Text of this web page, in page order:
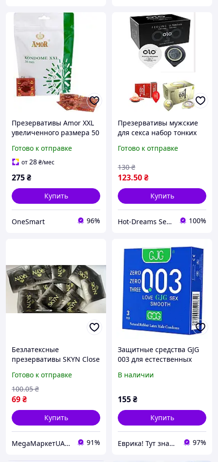
Презервативы Amor XXL
увеличенного размера 50
гладкой поверхностью
для защиты и комфорта
Готово к отправке
от28₴/мес
275₴
Купить
OneSmart 96%
Презервативы мужские
для секса набор тонких
презервативы
презервативы латексные
Готово к отправке
123.50₴
130 ₴
Купить
Hot-Dreams Sex-shop 100%
Безлатексные
презервативы SKYN Close
максимального комфорта
Готово к отправке
69₴
100.05 ₴
Купить
MegaМаркетUA — ваш заказ уже в пути 🚚📦✨ 91%
Защитные средства GJG
003 для естественных
В наличии
155₴
Купить
Еврика! Тут знайдеться все! 97%